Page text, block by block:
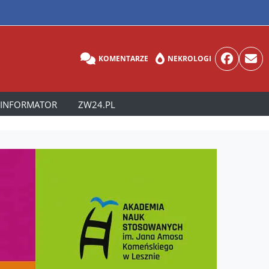
KOMENTARZE NEKROLOGI
INFORMATOR ZW24.PL